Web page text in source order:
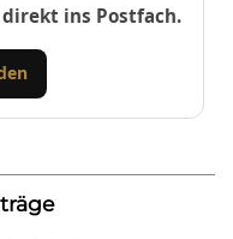
ins Postfach.